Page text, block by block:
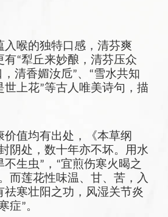
入喉的独特口感，清芬爽
有“犁丘来妙酿，清芬压众
清香媚汝卮”、 “雪水共知
世上花”等古人唯美诗句，描
值均有出处，《本草纲
阴处，数十年亦不坏。用水
不生虫” ， “宜煎伤寒火暍之
。而莲花性味温、甘、苦，入
祛寒壮阳之功，风湿关节炎
症”。